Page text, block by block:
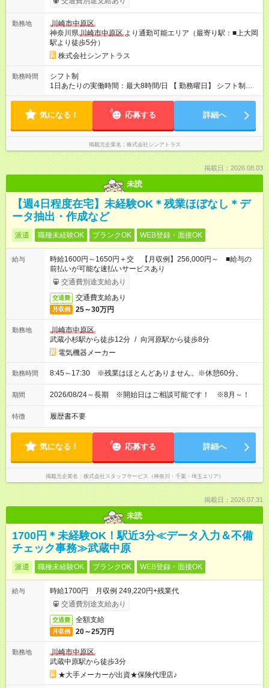
勤務地
川崎市中原区
神奈川県川崎市中原区 より通勤可能エリア（最寄り駅：■上大岡
駅より徒歩5分）
株式会社シンアトラス
勤務時間
シフト制
1日あたりの実働時間：最大8時間/日 【 勤務曜日】 シフト制
土日祝含む週５日勤務 【 勤務時間 】 ・ 9：00～20：00（実働
気になる！ 応募する 詳細へ
掲載元企業名 株式会社シンアトラス
掲載日：2026.08.03
未読
【週4日程度在宅】未経験OK＊残業ほぼなし＊デ
ータ抽出・作成など
派遣 職種未経験OK ブランクOK WEB登録・面接OK
給与
時給1600円～1650円＋交 【月収例】256,000円～ ■給与の
前払いが可能な速払いサービスあり
交通費別途支給あり
交通費 交通費支給あり
月収例 25～30万円
勤務地
川崎市中原区
武蔵小杉駅から徒歩12分 / 向河原駅から徒歩8分
電気機器メーカー
勤務時間 8:45～17:30 ※残業はほとんどありません。※休憩60分。
期間 2026/08/24～長期 ※開始日はご相談可能です！ ※8月～！
特徴 履歴書不要
気になる！ 応募する 詳細へ
掲載元企業名 株式会社スタッフサービス（神奈川・千葉・埼玉エリア）
掲載日：2026.07.31
未読
1700円＊未経験OK！駅近3分≪データ入力＆不備
チェック事務≫武蔵中原
派遣 職種未経験OK ブランクOK WEB登録・面接OK
給与
時給1700円 月収例 249,220円+残業代
交通費別途支給あり
交通費 全額支給
月収例 20～25万円
勤務地
川崎市中原区
武蔵中原駅から徒歩3分
★大手メーカーが出資★保険代理店♪